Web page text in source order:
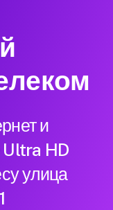
и
Ultra HD
улица